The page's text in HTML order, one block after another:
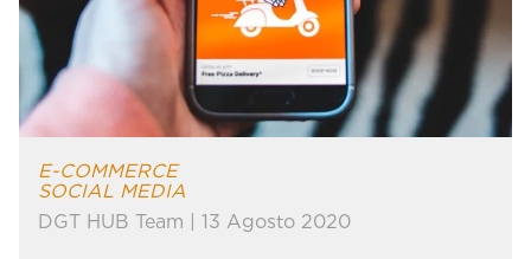
INSTAGRAM">
E-COMMERCE
SOCIAL MEDIA
DGT HUB Team | 13 Agosto 2020